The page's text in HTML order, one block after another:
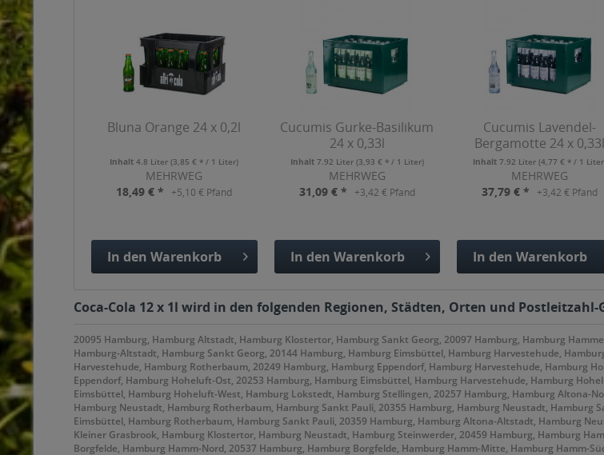
Bluna Orange 24 x 0,2l
Inhalt4.8 Liter(3,85 € * / 1 Liter)
MEHRWEG
18,49 € *
+5,10 € Pfand
In den Warenkorb
Cucumis Gurke-Basilikum
24 x 0,33l
Inhalt 7.92 Liter (3,93 € * / 1 Liter)
MEHRWEG
31,09 € *
+3,42 € Pfand
In den Warenkorb
Cucumis Lavendel-
Bergamotte 24 x 0,33l
Inhalt7.92 Liter(4,77 € * / 1
MEHRWEG
37,79 € *
+3,42 € Pfand
In den Warenkorb
Coca-Cola 12 x 1l wird in den folgenden Regionen, Städten, Orten und
20095 Hamburg, Hamburg Altstadt, Hamburg Klostertor, Hamburg Sankt Georg, 20097 Hamburg, Hamburg
Hamburg-Altstadt, Hamburg Sankt Georg, 20144 Hamburg, Hamburg Eimsbüttel, Hamburg Harvestehude,
Harvestehude, Hamburg Rotherbaum, 20249 Hamburg, Hamburg Eppendorf, Hamburg Harvestehude, Hamburg
Eppendorf, Hamburg Hoheluft-Ost, 20253 Hamburg, Hamburg Eimsbüttel, Hamburg Harvestehude, Hamburg
Eimsbüttel, Hamburg Hoheluft-West, Hamburg Lokstedt, Hamburg Stellingen, 20257 Hamburg, Hamburg Altona-
Hamburg Neustadt, Hamburg Rotherbaum, Hamburg Sankt Pauli, 20355 Hamburg, Hamburg Neustadt,
Eimsbüttel, Hamburg Rotherbaum, Hamburg Sankt Pauli, 20359 Hamburg, Hamburg Altona-Altstadt, Hamburg
Kleiner Grasbrook, Hamburg Klostertor, Hamburg Neustadt, Hamburg Steinwerder, 20459 Hamburg, Hamburg
Borgfelde, Hamburg Hamm-Nord, 20537 Hamburg, Hamburg Borgfelde, Hamburg Hamm-Mitte, Hamburg Hamm-